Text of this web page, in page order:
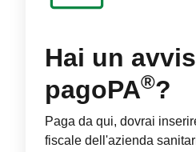
Hai un
pagoPA®?
Paga da qui, dovrai
fiscale dell'azienda